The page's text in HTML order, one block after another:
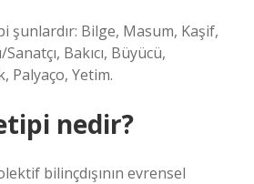
şunlardır: Bilge, Masum, Kaşif,
Bakıcı, Büyücü,
Palyaço, Yetim.
nedir?
bilinçdışının evrensel